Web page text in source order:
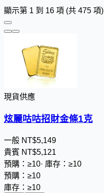
顯示第 1 到 16 項 (共 475 項)
現貨供應
炫麗咕咕招財金條1克
一般 NT$5,149
貴賓 NT$5,121
預購：≥10· 庫存：≥10
預購：≥10
庫存：≥10